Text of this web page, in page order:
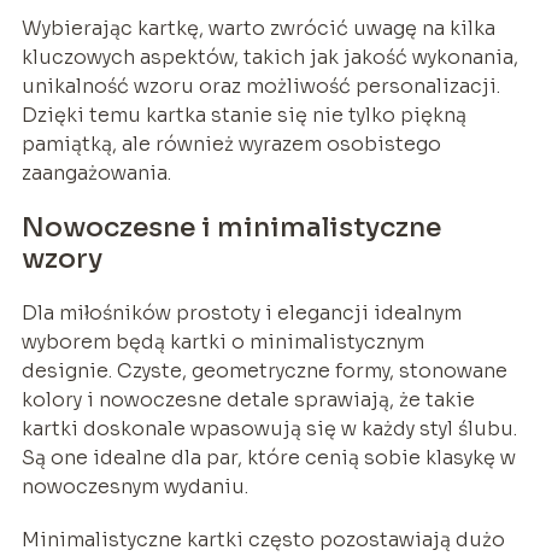
Wybierając kartkę, warto zwrócić uwagę na kilka
kluczowych aspektów, takich jak jakość wykonania,
unikalność wzoru oraz możliwość personalizacji.
Dzięki temu kartka stanie się nie tylko piękną
pamiątką, ale również wyrazem osobistego
zaangażowania.
Nowoczesne i minimalistyczne
wzory
Dla miłośników prostoty i elegancji idealnym
wyborem będą kartki o minimalistycznym
designie. Czyste, geometryczne formy, stonowane
kolory i nowoczesne detale sprawiają, że takie
kartki doskonale wpasowują się w każdy styl ślubu.
Są one idealne dla par, które cenią sobie klasykę w
nowoczesnym wydaniu.
Minimalistyczne kartki często pozostawiają dużo